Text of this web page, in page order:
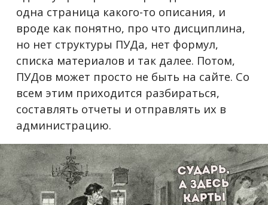
одна страница какого-то описания, и
вроде как понятно, про что дисциплина,
но нет структуры ПУДа, нет формул,
списка материалов и так далее. Потом,
ПУДов может просто не быть на сайте. Со
всем этим приходится разбираться,
составлять отчеты и отправлять их в
администрацию.